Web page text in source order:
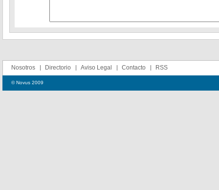
Nosotros Directorio Aviso Legal Contacto RSS
© Novus 2009